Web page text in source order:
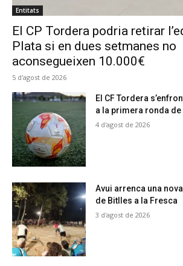
Entitats
El CP Tordera podria retirar
Plata si en dues setmanes no
aconsegueixen 10.000€
5 d'agost de 2026
El CF Tordera
a la primera ronda de
4 d'agost de 2026
Avui arrenca una
de Bitlles a la Fresca
3 d'agost de 2026